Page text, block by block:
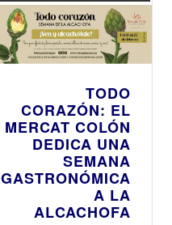
TODO
CORAZÓN: EL
MERCAT COLÓN
DEDICA UNA
SEMANA
GASTRONÓMICA
A LA
ALCACHOFA